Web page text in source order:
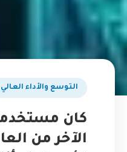
التوسع والأداء
كان
الآخر من